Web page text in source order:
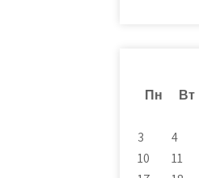
Пн
Вт
3
4
10
11